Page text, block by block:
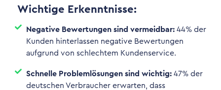
Wichtige Erkenntnisse:
Negative Bewertungen sind vermeidbar:44% der
Kunden hinterlassen negative Bewertungen
aufgrund von schlechtem Kundenservice.
Schnelle Problemlösungen sind wichtig: 47% der
deutschen Verbraucher erwarten, dass